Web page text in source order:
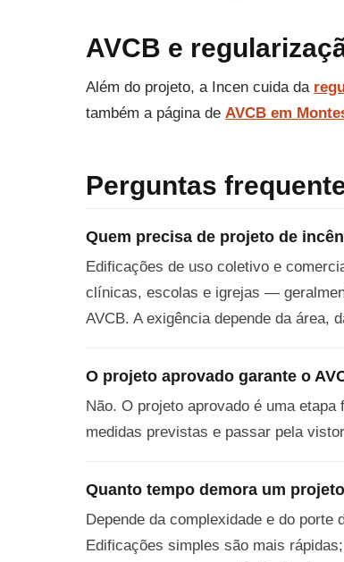
AVCB e
Além do projeto, a Incen cuida da
também a página de AVCB em
Perguntas
Quem precisa de projeto de
Edificações de uso coletivo e
clínicas, escolas e igrejas —
AVCB. A exigência depende da área,
O projeto aprovado garante o
Não. O projeto aprovado é uma
medidas previstas e passar pela
Quanto tempo demora um
Depende da complexidade e do
Edificações simples são mais